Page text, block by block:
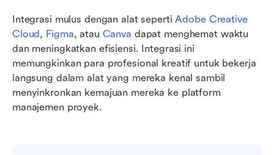
Integrasi mulus dengan alat seperti Adobe Creative
Cloud, Figma, atau Canva dapat menghemat waktu
dan meningkatkan efisiensi. Integrasi ini
memungkinkan para profesional kreatif untuk bekerja
langsung dalam alat yang mereka kenal sambil
menyinkronkan kemajuan mereka ke platform
manajemen proyek.